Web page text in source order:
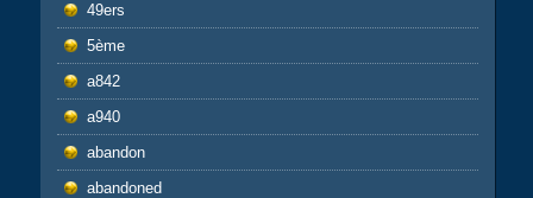
49ers
5ème
a842
a940
abandon
abandoned